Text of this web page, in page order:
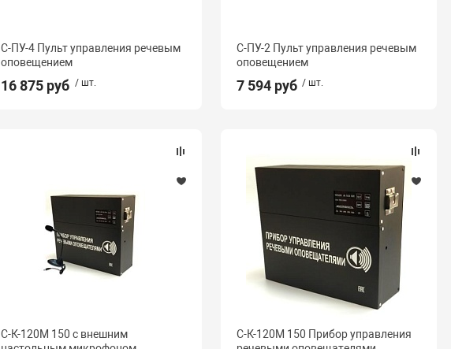
С-ПУ-4 Пульт управления речевым
оповещением
16 875 руб / шт.
С-ПУ-2 Пульт управления речевым
оповещением
7 594 руб / шт.
С-К-120М 150 с внешним
С-К-120М 150 Прибор управления